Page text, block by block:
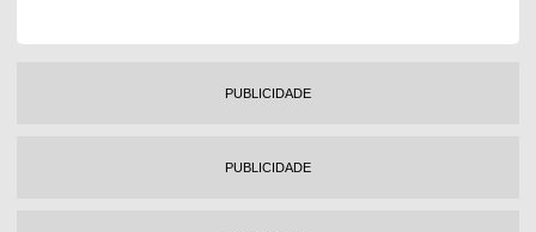
PUBLICIDADE
PUBLICIDADE